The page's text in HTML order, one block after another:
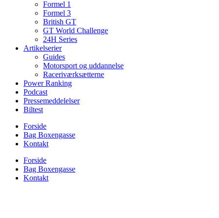
Formel 1
Formel 3
British GT
GT World Challenge
24H Series
Artikelserier
Guides
Motorsport og uddannelse
Raceriværksætterne
Power Ranking
Podcast
Pressemeddelelser
Biltest
Forside
Bag Boxengasse
Kontakt
Forside
Bag Boxengasse
Kontakt